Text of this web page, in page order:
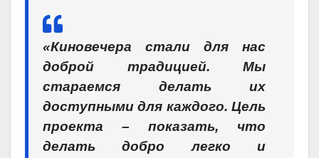
«Киновечера стали для нас
доброй традицией. Мы
стараемся делать их
доступными для каждого. Цель
проекта – показать, что
делать добро легко и